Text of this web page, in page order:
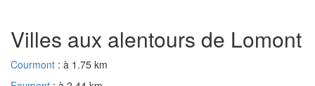
Villes aux alentours de Lomont
Courmont : à 1.75 km